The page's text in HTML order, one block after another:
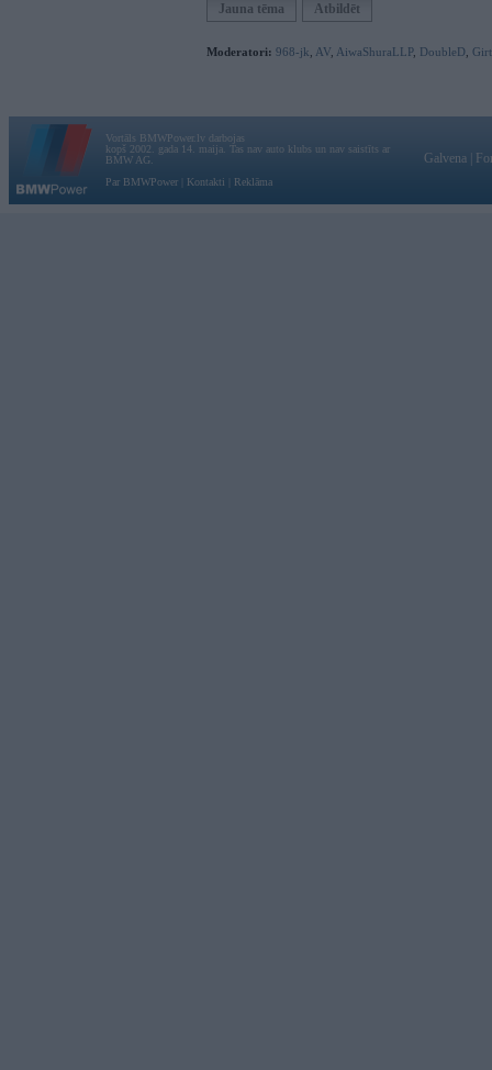
Jauna tēma Atbildēt
Moderatori: 968-jk AV AiwaShuraLLP, DoubleD
Vortāls BMWPower.lv darbojas
kopš 2002. gada 14. maija. Tas nav auto klubs un nav saistīts ar
BMW AG.
Par BMWPower
Kontakti Reklāma
Galvena